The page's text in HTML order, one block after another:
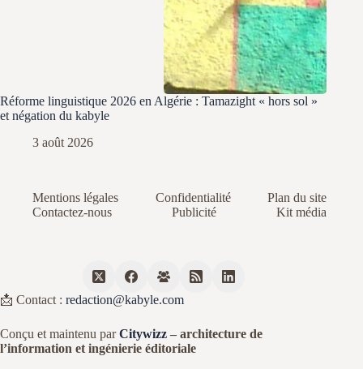
Réforme linguistique 2026 en Algérie : Tamazight « hors sol »
et négation du kabyle
3 août 2026
Mentions légales Confidentialité
Plan du site
Contactez-nous
Publicité Kit média
📩 Contact : redaction@kabyle.com
Conçu et maintenu parCitywizz – architecture de
l’information et ingénierie éditoriale